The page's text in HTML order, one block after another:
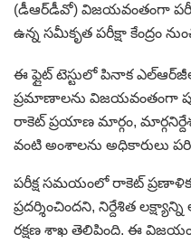
(డీఆర్‌డీవో) విజయవంతంగా
ఉన్న సమీకృత పరీక్షా కేంద్రం
ఈ ఫ్లైట్‌ టెస్టులో పినాక
ప్రమాణాలను విజయవంతంగా
రాకెట్‌ ప్రయాణ మార్గం,
వంటి అంశాలను అధికారులు
పరీక్ష సమయంలో రాకెట్‌
ప్రదర్శించిందని, నిర్దేశిత
రక్షణ శాఖ తెలిపింది. ఈ